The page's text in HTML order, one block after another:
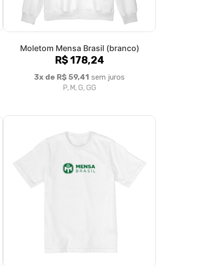
Moletom Mensa Brasil (branco)
R$ 178,24
3x de R$ 59,41 sem juros
P, M, G, GG